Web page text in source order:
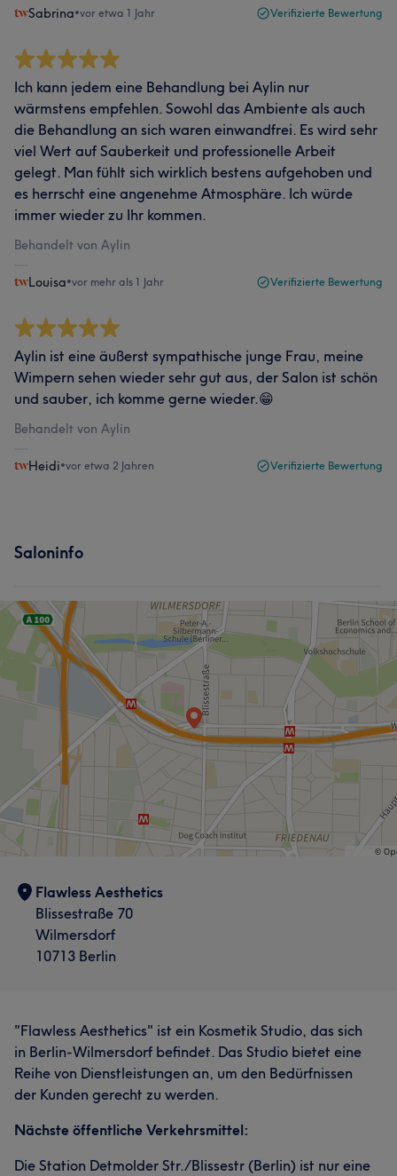
Sabrina•vor etwa 1 Jahr Verifizierte Bewertung
Ich kann jedem eine Behandlung bei Aylin nur
wärmstens empfehlen. Sowohl das Ambiente als auch
die Behandlung an sich waren einwandfrei. Es wird sehr
viel Wert auf Sauberkeit und professionelle Arbeit
gelegt. Man fühlt sich wirklich bestens aufgehoben und
es herrscht eine angenehme Atmosphäre. Ich würde
immer wieder zu Ihr kommen.
Behandelt von Aylin
Louisa•vor mehr als 1 Jahr Verifizierte Bewertung
Aylin ist eine äußerst sympathische junge Frau, meine
Wimpern sehen wieder sehr gut aus, der Salon ist schön
und sauber, ich komme gerne wieder.😁
Behandelt von Aylin
Heidi•vor etwa 2 Jahren Verifizierte Bewertung
Saloninfo
Flawless Aesthetics
Blissestraße 70
Wilmersdorf
10713 Berlin
"Flawless Aesthetics" ist ein Kosmetik Studio, das sich
in Berlin-Wilmersdorf befindet. Das Studio bietet eine
Reihe von Dienstleistungen an, um den Bedürfnissen
der Kunden gerecht zu werden.
Nächste öffentliche Verkehrsmittel:
Die Station Detmolder Str./Blissestr (Berlin) ist nur eine